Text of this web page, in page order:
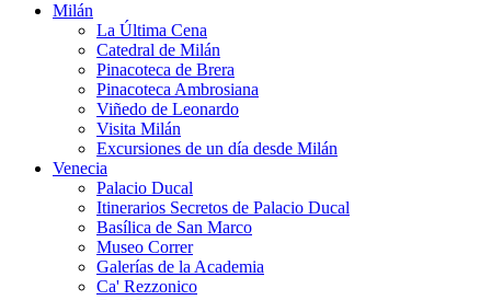
Milán
La Última Cena
Catedral de Milán
Pinacoteca de Brera
Pinacoteca Ambrosiana
Viñedo de Leonardo
Visita Milán
Excursiones de un día desde Milán
Venecia
Palacio Ducal
Itinerarios Secretos de Palacio Ducal
Basílica de San Marco
Museo Correr
Galerías de la Academia
Ca' Rezzonico